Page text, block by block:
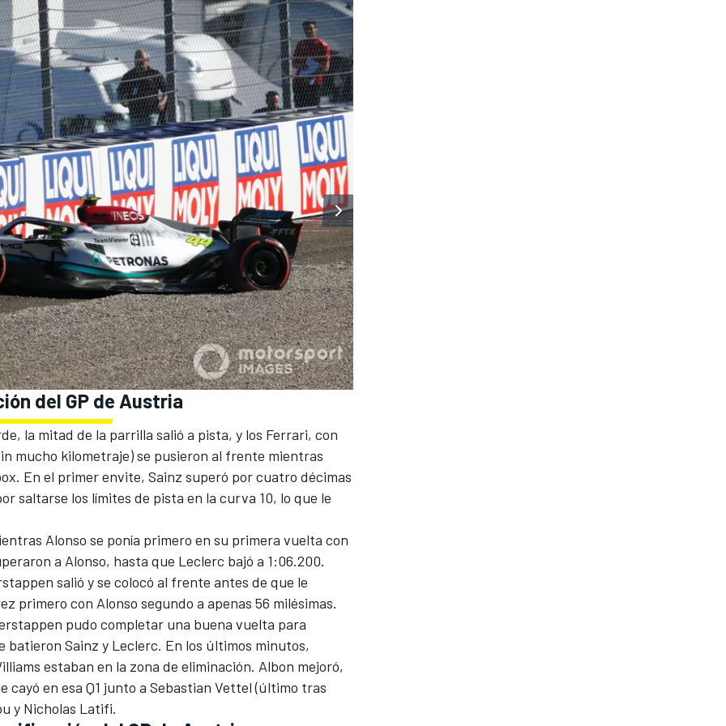
del GP de Austria
la mitad de la parrilla salió a pista, y los Ferrari, con
mucho kilometraje) se pusieron al frente mientras
En el primer envite, Sainz superó por cuatro décimas
saltarse los límites de pista en la curva 10, lo que le
Alonso se ponía primero en su primera vuelta con
a Alonso, hasta que Leclerc bajó a 1:06.200.
salió y se colocó al frente antes de que le
primero con Alonso segundo a apenas 56 milésimas.
pudo completar una buena vuelta para
Sainz y Leclerc. En los últimos minutos,
estaban en la zona de eliminación. Albon mejoró,
cayó en esa Q1 junto a Sebastian Vettel(último tras
y Nicholas Latifi.